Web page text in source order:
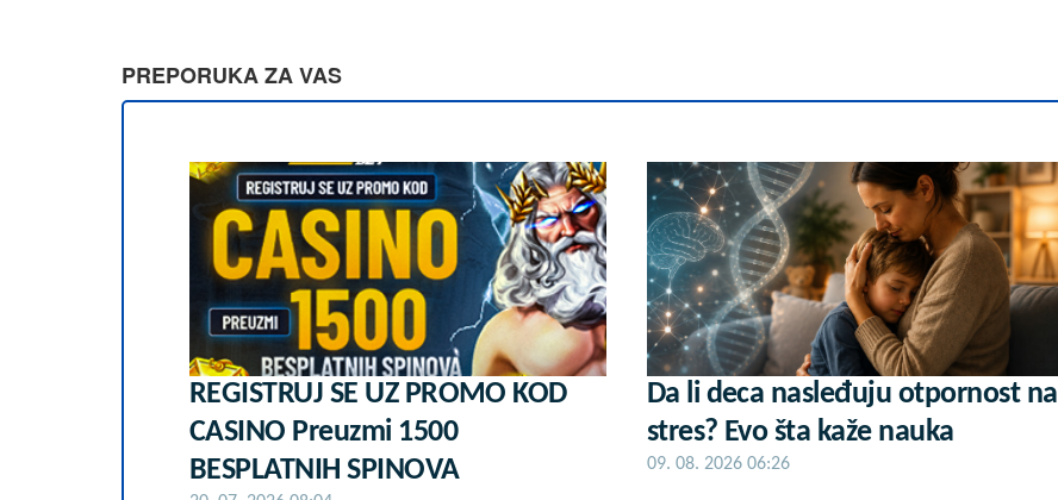
PREPORUKA ZA VAS
REGISTRUJ SE UZ PROMO KOD
CASINO Preuzmi 1500
BESPLATNIH SPINOVA
Da li deca nasleđuju otpornost na
stres? Evo šta kaže nauka
09. 08. 2026 06:26